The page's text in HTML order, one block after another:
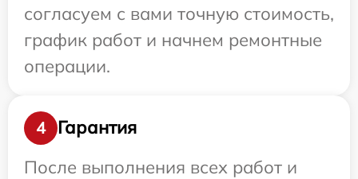
согласуем с вами точную стоимость,
график работ и начнем ремонтные
операции.
4
Гарантия
После выполнения всех работ и